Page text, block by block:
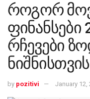
როგორ
ფინანსები
რჩევები
ნიშნისთვის
by pozitivi January 12,